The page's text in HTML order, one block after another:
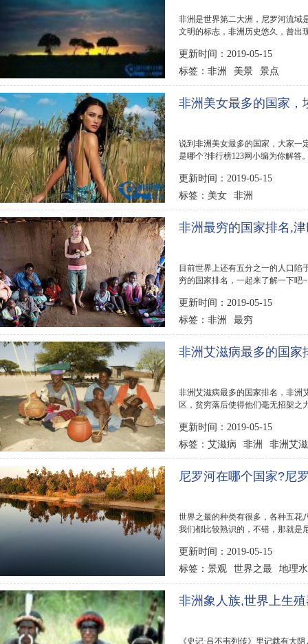
非洲是世界第二大洲，尼罗河流域
文明的标志，非洲历史悠久，曾出
更新时间：2019-05-15
标签： 非洲 美景 景点
非洲美女最多的国家，
说到非洲美女最多的国家，大家一
是哪个?排行榜123网小编为你解答
更新时间：2019-05-15
标签： 美女 非洲
非洲最穷的国家排名,
目前世界上还有五分之一的人口陷
穷的国家排名，一起来了解一下吧
更新时间：2019-05-15
标签： 非洲 最穷
非洲艾滋病最多的国家
非洲艾滋病最多的国家排名，非洲
区，贫穷落后使得他们毫无招架之
更新时间：2019-05-15
标签： 艾滋病 非洲 非洲艾
尼罗河在哪个国家?尼
世界之最的种类有很多，各种五花
我们都比较熟识的，不错，那就是
更新时间：2019-05-15
标签： 景观 世界之最 地理
非洲象人族,世界上生
《史记·吕不韦列传》里记载有大